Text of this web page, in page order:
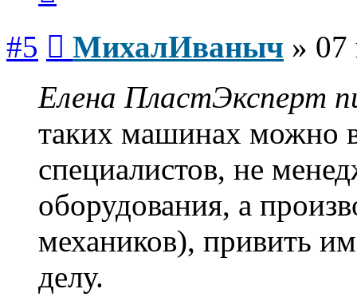
#5 МихалИваныч » 07
Елена ПластЭксперт
таких машинах можно
специалистов, не
оборудования, а
механиков), привить
делу.